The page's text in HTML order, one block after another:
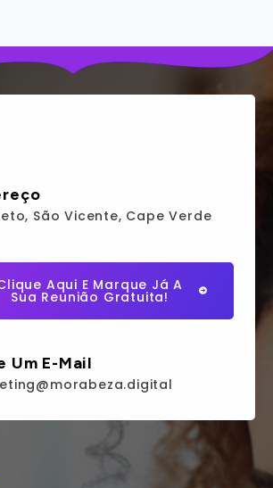
São Vicente, Cape Verde
Aqui E Marque Já A
Sua Reunião Gratuita!
Um E-Mail